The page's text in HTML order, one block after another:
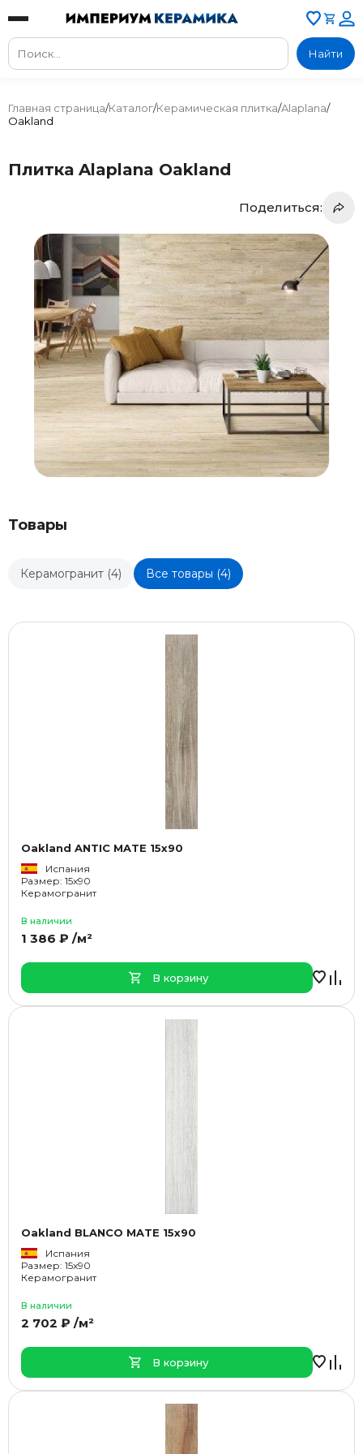
Найти
Главная страница/Каталог/Керамическая плитка/Alaplana/
Oakland
Плитка Alaplana Oakland
Поделиться:
Товары
Керамогранит (4) Все товары (4)
Oakland ANTIC MATE 15x90
Испания
Размер: 15x90
Керамогранит
В наличии
1 386 ₽ /м²
В корзину
Oakland BLANCO MATE 15x90
Испания
Размер: 15x90
Керамогранит
В наличии
2 702 ₽ /м²
В корзину